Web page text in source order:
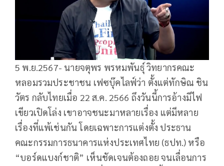
5 พ.ย.2567- นายจตุพร พรหมพันธุ์ วิทยากรคณะ
หลอมรวมประชาชน เฟซบุ๊คไลฟ์ว่า ตั้งแต่ทักษิณ ชิน
วัตร กลับไทยเมื่อ 22 ส.ค. 2566 ถึงวันนี้การอ้างมีไฟ
เขียวเปิดโล่ง เขาอาจชนะมาหลายเรื่อง แต่มีหลาย
เรื่องที่แพ้เช่นกัน โดยเฉพาะการแต่งตั้ง ประธาน
คณะกรรมการธนาคารแห่งประเทศไทย (ธปท.) หรือ
“บอร์ดแบงก์ชาติ” เห็นชัดเจนต้องถอย จนเลื่อนการ